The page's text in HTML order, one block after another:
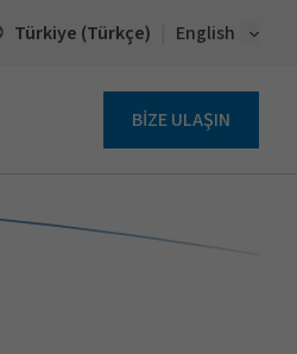
Türkiye (Türkçe) English Open
BİZE ULAŞIN